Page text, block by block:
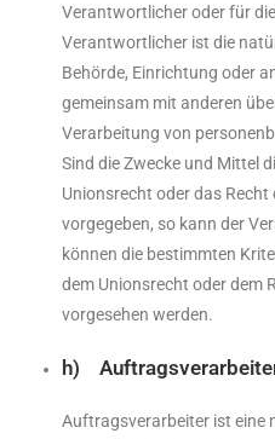
Verantwortlicher oder für
Verantwortlicher ist die
Behörde, Einrichtung oder
gemeinsam mit anderen
Verarbeitung von
Sind die Zwecke und Mittel
Unionsrecht oder das
vorgegeben, so kann der
können die bestimmten
dem Unionsrecht oder dem
vorgesehen werden.
h)
Auftragsverarbeiter ist eine